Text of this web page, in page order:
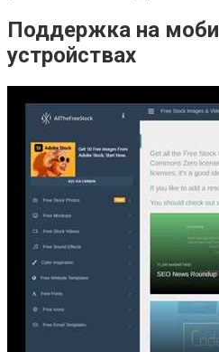
Поддержка на
устройствах